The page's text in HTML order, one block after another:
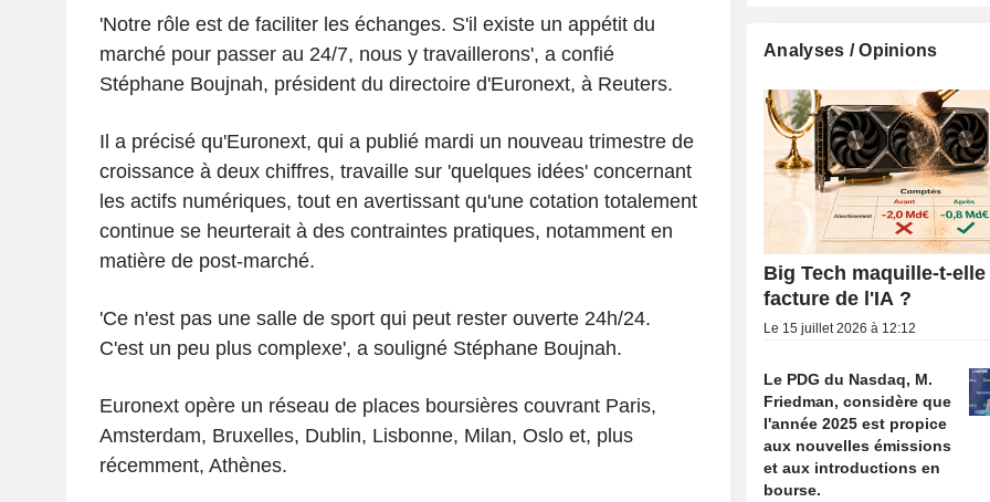
'Notre rôle est de faciliter les échanges. S'il existe un appétit du
marché pour passer au 24/7, nous y travaillerons', a confié
Stéphane Boujnah, président du directoire d'Euronext, à Reuters.
Il a précisé qu'Euronext, qui a publié mardi un nouveau trimestre de
croissance à deux chiffres, travaille sur 'quelques idées' concernant
les actifs numériques, tout en avertissant qu'une cotation totalement
continue se heurterait à des contraintes pratiques, notamment en
matière de post-marché.
'Ce n'est pas une salle de sport qui peut rester ouverte 24h/24.
C'est un peu plus complexe', a souligné Stéphane Boujnah.
Euronext opère un réseau de places boursières couvrant Paris,
Amsterdam, Bruxelles, Dublin, Lisbonne, Milan, Oslo et, plus
récemment, Athènes.
Analyses / Opinions
Big Tech maquille-t-elle
facture de l'IA ?
Le 15 juillet 2026 à 12:12
Le PDG du Nasdaq, M.
Friedman, considère que
l'année 2025 est propice
aux nouvelles émissions
et aux introductions en
bourse.